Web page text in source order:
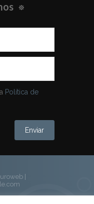
Política de
acupuntura